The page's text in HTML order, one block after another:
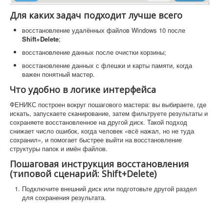
Для каких задач подходит лучше всего
восстановление удалённых файлов Windows 10 после
Shift+Delete;
восстановление данных после очистки корзины;
восстановление данных с флешки и карты памяти, когда
важен понятный мастер.
Что удобно в логике интерфейса
ФЕНИКС построен вокруг пошагового мастера: вы выбираете, где
искать, запускаете сканирование, затем фильтруете результаты и
сохраняете восстановленное на другой диск. Такой подход
снижает число ошибок, когда человек «всё нажал, но не туда
сохранил», и помогает быстрее выйти на восстановление
структуры папок и имён файлов.
Пошаговая инструкция восстановления
(типовой сценарий: Shift+Delete)
Подключите внешний диск или подготовьте другой раздел
для сохранения результата.